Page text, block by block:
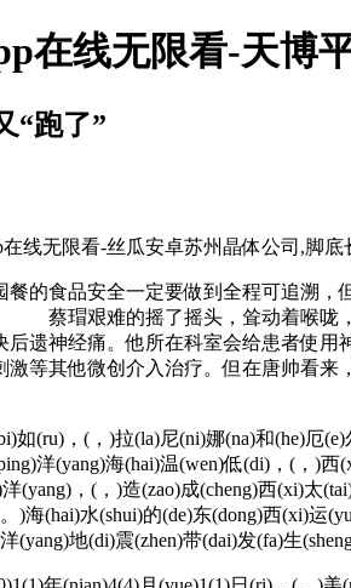
在线无限看-天博
“跑了”
线无限看-丝瓜安卓苏州晶体公司,脚
食品安全一定要做到全程可追溯，
蔡瑁艰难的摇了摇头，耸动着喉咙
后遗神经痛。他所在科室会给患者使
激等其他微创介入治疗。但在唐帅看
，(，)拉(la)尼(ni)娜(na)和(he)厄(e)尔
洋(yang)海(hai)温(wen)低(di)，(，)
(yang)，(，)造(zao)成(cheng)西(xi)太
)海(hai)水(shui)的(de)东(dong)西(xi)运
(yang)地(di)震(zhen)带(dai)发(fa)生